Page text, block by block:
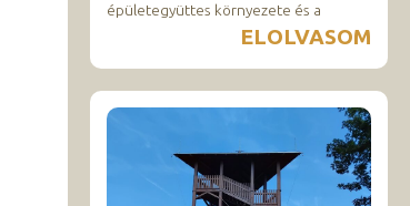
épületegyüttes környezete és a
ELOLVASOM